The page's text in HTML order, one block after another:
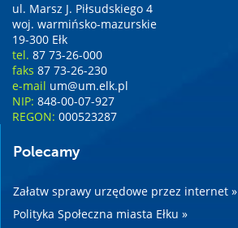
ul. Marsz J. Piłsudskiego 4
woj. warmińsko-mazurskie
19-300 Ełk
tel. 87 73-26-000
faks 87 73-26-230
e-mail um@um.elk.pl
NIP: 848-00-07-927
REGON: 000523287
Polecamy
Załatw sprawy urzędowe przez internet »
Polityka Społeczna miasta Ełku »